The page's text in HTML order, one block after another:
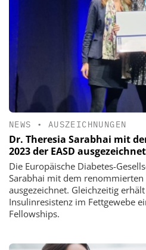
NEWS • AUSZEICHNUNGEN
Dr. Theresia Sarabhai mit
2023 der EASD ausgezeichnet
Die Europäische Diabetes-
Sarabhai mit dem renommierten
ausgezeichnet. Gleichzeitig
Insulinresistenz im Fettgewebe
Fellowships.